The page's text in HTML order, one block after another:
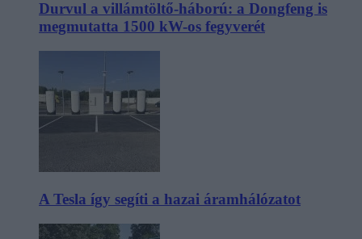
Durvul a villámtöltő-háború: a Dongfeng is
megmutatta 1500 kW-os fegyverét
A Tesla így segíti a hazai áramhálózatot